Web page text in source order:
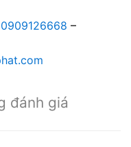
0909126668 –
đánh giá